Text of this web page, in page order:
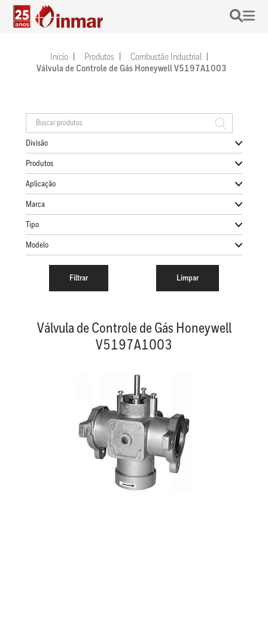
Início Produtos
Combustão Industrial
Válvula de Controle de Gás Honeywell V5197A1003
Divisão
Produtos
Aplicação
Marca
Tipo
Modelo
Válvula de Controle de Gás Honeywell
V5197A1003